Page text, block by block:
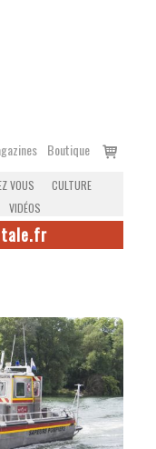
Boutique
Voir
VOUS
CULTURE
VIDÉOS